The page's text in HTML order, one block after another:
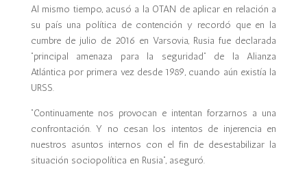
Al mismo tiempo, acusó a la OTAN de aplicar en relación a
su país una política de contención y recordó que en la
cumbre de julio de 2016 en Varsovia, Rusia fue declarada
“principal amenaza para la seguridad” de la Alianza
Atlántica por primera vez desde 1989, cuando aún existía la
URSS.
“Continuamente nos provocan e intentan forzarnos a una
confrontación. Y no cesan los intentos de injerencia en
nuestros asuntos internos con el fin de desestabilizar la
situación sociopolítica en Rusia”, aseguró.